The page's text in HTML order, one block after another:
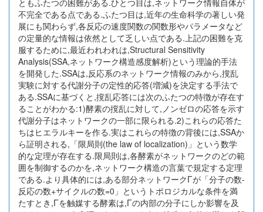
ともふたつの困難がある.ひとつ目は,ネットワーク情報自体が
不完全である点である.ふたつ目は,近年の生命科学の著しい発
展にも関わらず,各反応の速度関数の関数形やパラメータなど
の定量的な情報は依然として乏しい点である.上記の困難を克
服するために,最近われわれは,Structural Sensitivity
Analysis(SSA,ネットワーク構造感度解析)という理論的手法
を開発した.SSAは,反応系のネットワーク情報のみから,撹乱
実験に対する代謝分子の定性的応答(増減)を決定する手法で
ある.SSAに基づくと,撹乱応答には次のふたつの特徴が存在す
ることがわかる:1)酵素の撹乱に対して,ノンゼロの応答を示す
代謝分子はネットワークの一部に限られる.2)これらの応答た
ちはヒエラルキーを作る.実はこれらの特徴の背後には,SSAか
ら証明される,「限局則(the law of localization)」という数学
的な定理が存在する.限局則は,各酵素がネットワークのどの範
囲を制御するのかを,ネットワーク構造の言葉で規定する定理
である.より具体的には,ある部分ネットワークΓが「分子の数-
反応の数+サイクルの数=0」というトポロジカルな条件を満
たすとき,Γを触媒する酵素は,Γの内部の分子にしか影響を及